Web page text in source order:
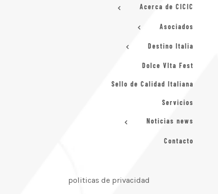
Acerca de CICIC
Asociados
Destino Italia
Dolce VIta Fest
Sello de Calidad Italiana
Servicios
Noticias news
Contacto
politicas de privacidad